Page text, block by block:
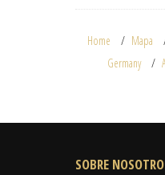
Home Mapa
Germany
SOBRE